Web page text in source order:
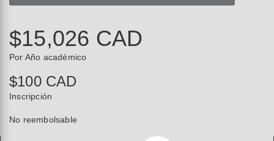
$15,026 CAD
Por Año académico
$100 CAD
Inscripción
No reembolsable